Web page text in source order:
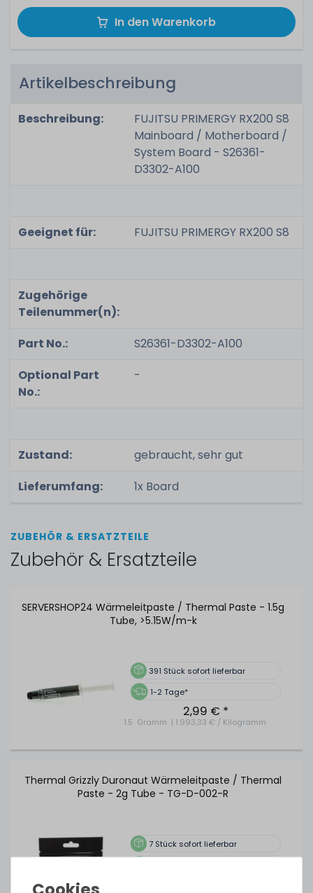
In den Warenkorb
Artikelbeschreibung
Beschreibung:
FUJITSU PRIMERGY RX200 S8
Mainboard / Motherboard /
System Board - S26361-
D3302-A100
Geeignet für: FUJITSU PRIMERGY RX200 S8
Zugehörige
Teilenummer(n):
Part No.:
S26361-D3302-A100
Optional Part
No.:
-
Zustand:
gebraucht, sehr gut
Lieferumfang:
1x Board
ZUBEHÖR & ERSATZTEILE
Zubehör & Ersatzteile
SERVERSHOP24 Wärmeleitpaste / Thermal Paste - 1.5g
Tube, >5.15W/m-k
391 Stück sofort lieferbar
1-2 Tage*
2,99 € *
1.5 Gramm | 1.993,33 € / Kilogramm
Thermal Grizzly Duronaut Wärmeleitpaste / Thermal
Paste - 2g Tube - TG-D-002-R
7 Stück sofort lieferbar